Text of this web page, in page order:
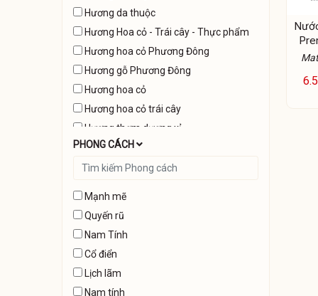
Hương da thuộc
Hương Hoa cỏ - Trái cây - Thực phẩm
Hương hoa cỏ Phương Đông
Hương gỗ Phương Đông
Hương hoa cỏ
Hương hoa cỏ trái cây
Hương thơm dương xỉ
Hương gỗ thơm
Hương thơm biển
Hương hoa cỏ Gỗ-Xạ hương
Hương dương xỉ Phương Đông
Hương gỗ cay nồng
PHONG CÁCH
Mạnh mẽ
Quyến rũ
Nam Tính
Cổ điển
Lịch lãm
Nam tính